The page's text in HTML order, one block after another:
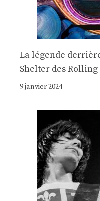
La légende
Shelter des Rolling
9 janvier 2024